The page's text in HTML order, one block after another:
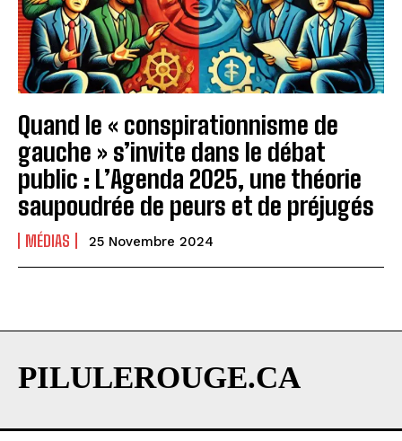
Quand le « conspirationnisme de
gauche » s’invite dans le débat
public : L’Agenda 2025, une théorie
saupoudrée de peurs et de préjugés
MÉDIAS 25 Novembre 2024
PILULEROUGE.CA